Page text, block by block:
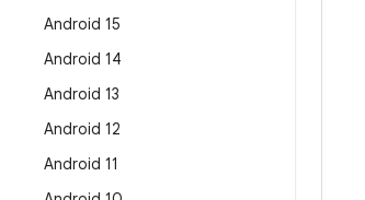
Android 15
Android 14
Android 13
Android 12
Android 11